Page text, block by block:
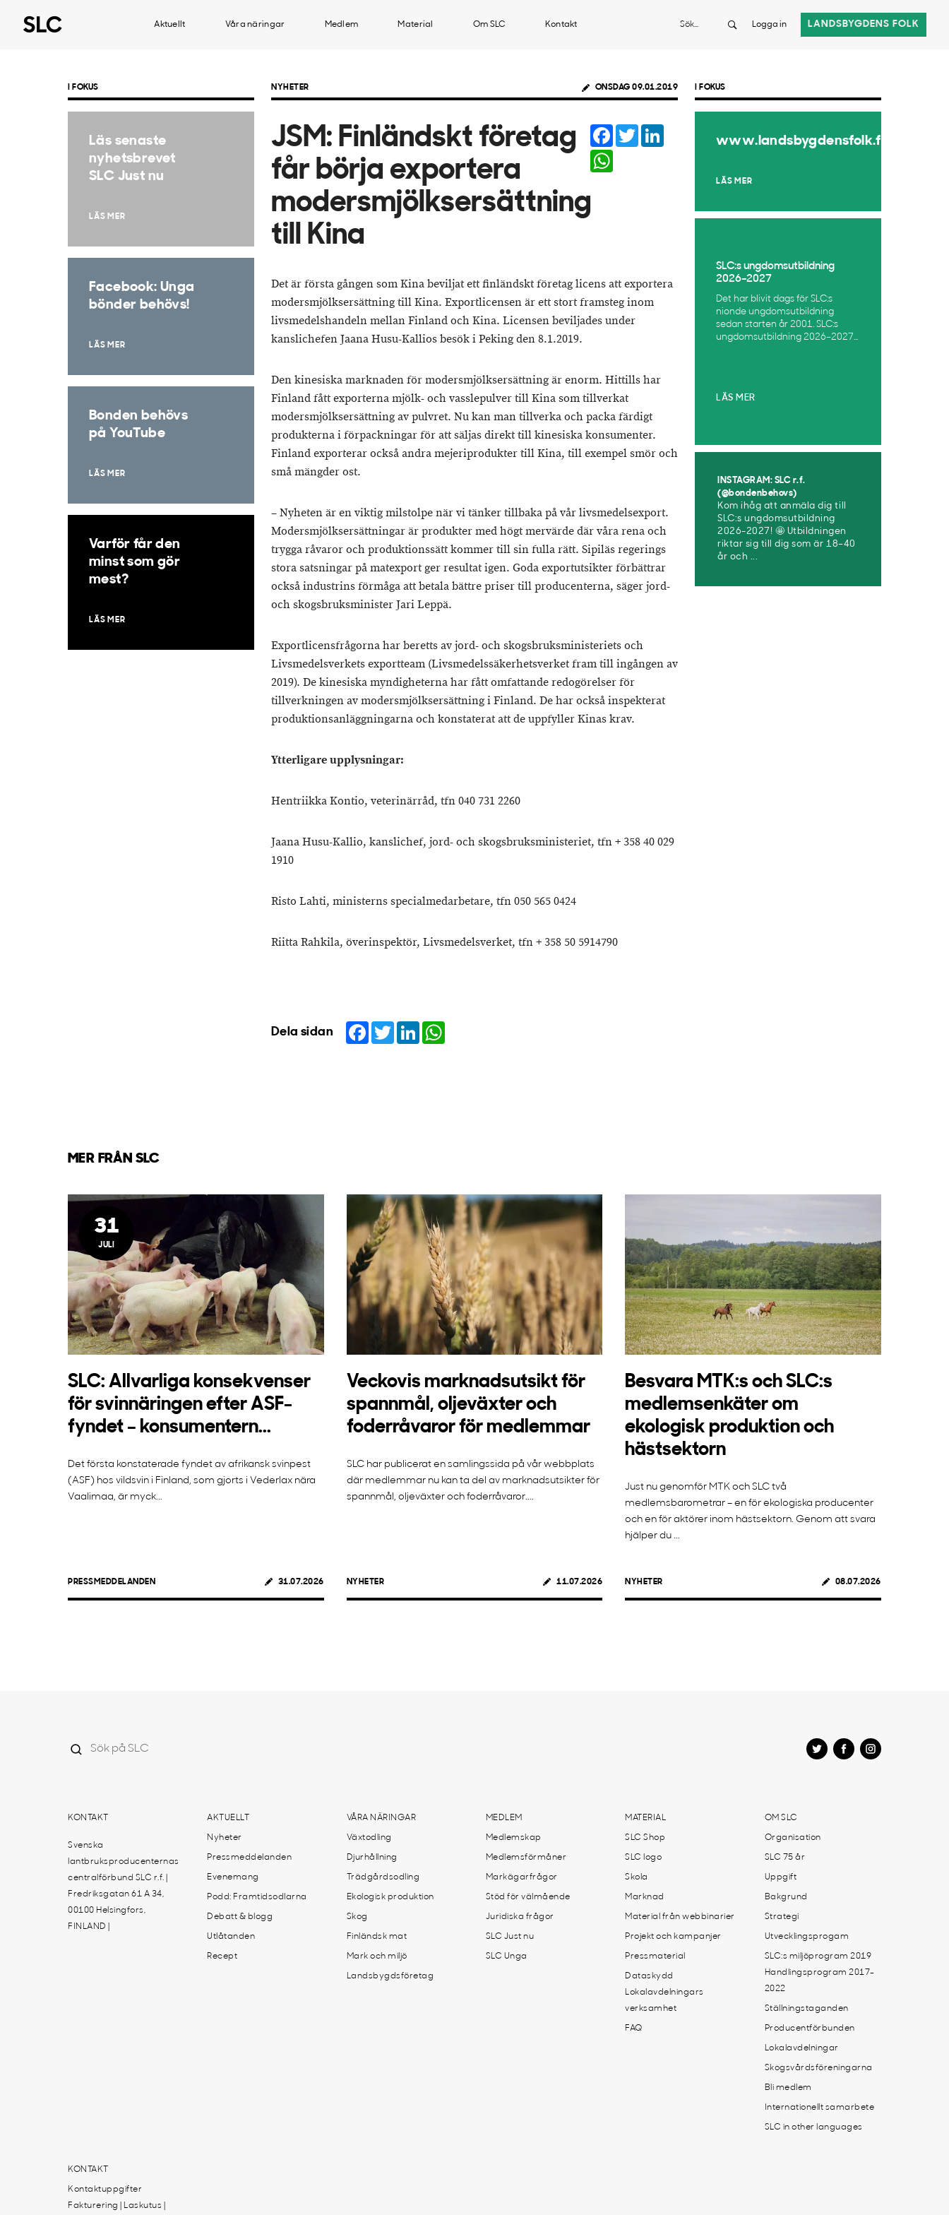
Aktuellt Våra näringar Medlem Material Om SLC Kontakt Sök Logga in LANDSBYGDENS FOLK
NYHETER ONSDAG 09.01.2019
JSM: Finländskt företag
får börja exportera
modersmjölksersättning
till Kina
Facebook
Twitter
Det är första gången som Kina beviljat ett finländskt företag licens att exportera
modersmjölksersättning till Kina. Exportlicensen är ett stort framsteg inom
livsmedelshandeln mellan Finland och Kina. Licensen beviljades under
kanslichefen Jaana Husu-Kallios besök i Peking den 8.1.2019.
Den kinesiska marknaden för modersmjölksersättning är enorm. Hittills har
Finland fått exporterna mjölk- och vasslepulver till Kina som tillverkat
modersmjölksersättning av pulvret. Nu kan man tillverka och packa färdigt
produkterna i förpackningar för att säljas direkt till kinesiska konsumenter.
Finland exporterar också andra mejeriprodukter till Kina, till exempel smör och
små mängder ost.
– Nyheten är en viktig milstolpe när vi tänker tillbaka på vår livsmedelsexport.
Modersmjölksersättningar är produkter med högt mervärde där våra rena och
trygga råvaror och produktionssätt kommer till sin fulla rätt. Sipiläs regerings
stora satsningar på matexport ger resultat igen. Goda exportutsikter förbättrar
också industrins förmåga att betala bättre priser till producenterna, säger jord-
och skogsbruksminister Jari Leppä.
Exportlicensfrågorna har beretts av jord- och skogsbruksministeriets och
Livsmedelsverkets exportteam (Livsmedelssäkerhetsverket fram till ingången av
2019). De kinesiska myndigheterna har fått omfattande redogörelser för
tillverkningen av modersmjölksersättning i Finland. De har också inspekterat
produktionsanläggningarna och konstaterat att de uppfyller Kinas krav.
Ytterligare upplysningar:
Hentriikka Kontio, veterinärråd, tfn 040 731 2260
Jaana Husu-Kallio, kanslichef, jord- och skogsbruksministeriet, tfn + 358 40 029
1910
Risto Lahti, ministerns specialmedarbetare, tfn 050 565 0424
Riitta Rahkila, överinspektör, Livsmedelsverket, tfn + 358 50 5914790
Dela sidan Facebook
TwitterLinkedIn
I FOKUS
Läs senaste
nyhetsbrevet
SLC Just nu
LÄS MER
Facebook: Unga
bönder behövs!
LÄS MER
Bonden behövs
på YouTube
LÄS MER
Varför får den
minst som gör
mest?
LÄS MER
I FOKUS
www.landsbygdensfolk.fi
LÄS MER
SLC:s ungdomsutbildning
2026–2027
Det har blivit dags för SLC:s
nionde ungdomsutbildning
sedan starten år 2001. SLC:s
ungdomsutbildning 2026–2027...
LÄS MER
INSTAGRAM: SLC r.f.
(@bondenbehovs)
Kom ihåg att anmäla dig till
SLC:s ungdomsutbildning
2026-2027! 🤩 Utbildningen
riktar sig till dig som är 18–40
år och ...
MER FRÅN SLC
31
JULI
SLC: Allvarliga konsekvenser
för svinnäringen efter ASF-
fyndet – konsumentern...
Det första konstaterade fyndet av afrikansk svinpest
(ASF) hos vildsvin i Finland, som gjorts i Vederlax nära
Vaalimaa, är myck...
PRESSMEDDELANDEN 31.07.2026
Veckovis marknadsutsikt för
spannmål, oljeväxter och
foderråvaror för medlemmar
SLC har publicerat en samlingssida på vår webbplats
där medlemmar nu kan ta del av marknadsutsikter för
spannmål, oljeväxter och foderråvaror....
NYHETER 11.07.2026
Besvara MTK:s och SLC:s
medlemsenkäter om
ekologisk produktion och
hästsektorn
Just nu genomför MTK och SLC två
medlemsbarometrar – en för ekologiska producenter
och en för aktörer inom hästsektorn. Genom att svara
hjälper du ...
NYHETER 08.07.2026
KONTAKT
Svenska
lantbruksproducenternas
centralförbund SLC r.f. |
Fredriksgatan 61 A 34,
00100 Helsingfors,
FINLAND |
AKTUELLT
Nyheter
Pressmeddelanden
Evenemang
Podd: Framtidsodlarna
Debatt & blogg
Utlåtanden
Recept
VÅRA NÄRINGAR
Växtodling
Djurhållning
Trädgårdsodling
Ekologisk produktion
Skog
Finländsk mat
Mark och miljö
Landsbygdsföretag
MEDLEM
Medlemskap
Medlemsförmåner
Markägarfrågor
Stöd för välmående
Juridiska frågor
SLC Just nu
SLC Unga
MATERIAL
SLC Shop
SLC logo
Skola
Marknad
Material från webbinarier
Projekt och kampanjer
Pressmaterial
Dataskydd
Lokalavdelningars
verksamhet
FAQ
OM SLC
Organisation
SLC 75 år
Uppgift
Bakgrund
Strategi
Utvecklingsprogam
SLC:s miljöprogram 2019
Handlingsprogram 2017-
2022
Ställningstaganden
Producentförbunden
Lokalavdelningar
Skogsvårdsföreningarna
Bli medlem
Internationellt samarbete
SLC in other languages
KONTAKT
Kontaktuppgifter
Fakturering | Laskutus |